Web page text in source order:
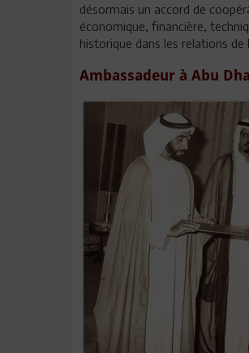
désormais un accord de
économique, financière,
historique dans les relations de
Ambassadeur à Abu